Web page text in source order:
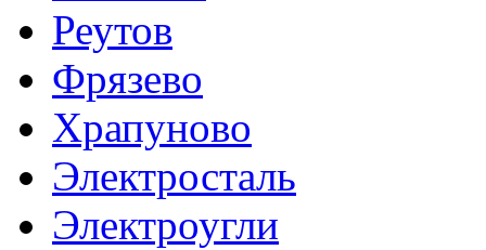
Реутов
Фрязево
Храпуново
Электросталь
Электроугли